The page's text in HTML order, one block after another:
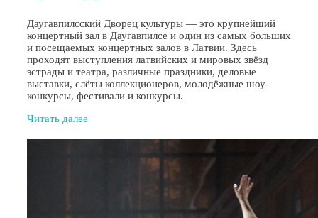
Даугавпилсский Дворец культуры — это крупнейший
концертный зал в Даугавпилсе и один из самых больших
и посещаемых концертных залов в Латвии. Здесь
проходят выступления латвийских и мировых звёзд
эстрады и театра, различные праздники, деловые
выставки, слёты коллекционеров, молодёжные шоу-
конкурсы, фестивали и конкурсы.
Читать далее